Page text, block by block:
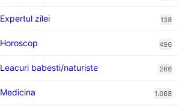
Expertul zilei 138
Horoscop 496
Leacuri babesti/naturiste 266
Medicina 1.088